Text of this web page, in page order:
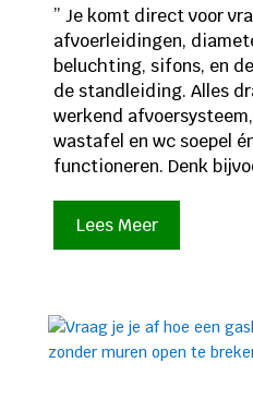
” Je komt direct voor
afvoerleidingen,
beluchting, sifons, en
de standleiding. Alles
werkend
wastafel en wc soepel
functioneren. Denk
Lees Meer